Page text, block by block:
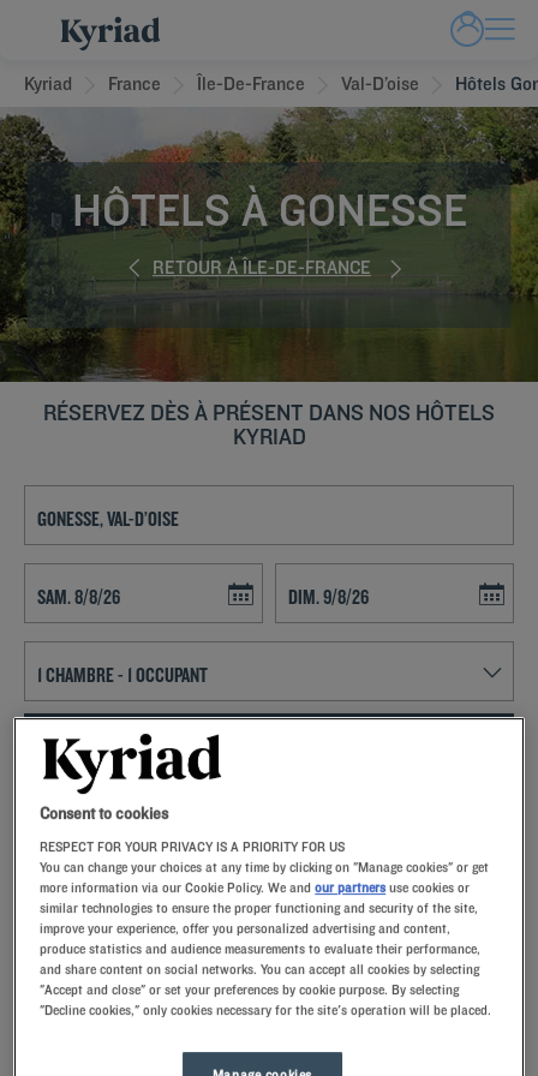
Kyriad France Île-De-France Val-D’oise Hôtels
HÔTELS À GONESSE
RETOUR À ÎLE-DE-FRANCE
RÉSERVEZ DÈS À PRÉSENT DANS NOS HÔTELS
KYRIAD
RECHERCHER
Ajouter un code
Deux hôtels Kyriad vous attendent à Gonesse, au nord de Paris. Situés
près du Bourget et du Parc des expositions, nos établissements vous
offrent tous le confort nécessaire durant votre séjour dans la capitale.
Toutes nos chambres sont équipées d'une literie haut de gamme afin
de préserver la qualité de votre sommeil, d’une télévision à écran plat
et d’une salle de bain privative. La connexion wifi est gratuite dans
l’ensemble de l’établissement, l’idéal que vous soyez à Paris pour des
raisons professionnelles ou pour faire du tourisme. Le matin, faites le
petit déjeuner à volonté. La plupart des hôtels Kyriad disposent d’un
La région environnante regorge d’options d’hébergement, comme
notre hôtel au
Lire la suite
Consent to cookies
RESPECT FOR YOUR PRIVACY IS A PRIORITY FOR US
You can change your choices at any time by clicking on "Manage cookies" or get
more information via our Cookie Policy. We andour partners use cookies or
similar technologies to ensure the proper functioning and security of the site,
improve your experience, offer you personalized advertising and content,
produce statistics and audience measurements to evaluate their performance,
and share content on social networks. You can accept all cookies by selecting
"Accept and close" or set your preferences by cookie purpose. By selecting
"Decline cookies," only cookies necessary for the site's operation will be placed.